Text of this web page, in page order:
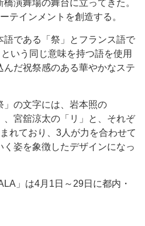
演舞場の舞台に立ってきた。
テインメントを創造する。
である「祭」とフランス語で
いう同じ意味を持つ語を使用
んだ祝祭感のある華やかなステ
の文字には、岩本照の
、宮舘涼太の「リ」と、それぞ
れており、3人が力を合わせて
姿を象徴したデザインになっ
」は4月1日～29日に都内・